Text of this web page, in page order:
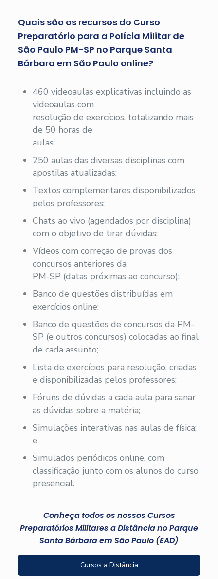
Quais são os recursos do Curso
Preparatório para a Polícia Militar de
São Paulo PM-SP no Parque Santa
Bárbara em São Paulo online?
460 videoaulas explicativas incluindo as
videoaulas com
resolução de exercícios, totalizando mais
de 50 horas de
aulas;
250 aulas das diversas disciplinas com
apostilas atualizadas;
Textos complementares disponibilizados
pelos professores;
Chats ao vivo (agendados por disciplina)
com o objetivo de tirar dúvidas;
Vídeos com correção de provas dos
concursos anteriores da
PM-SP (datas próximas ao concurso);
Banco de questões distribuídas em
exercícios online;
Banco de questões de concursos da PM-
SP (e outros concursos) colocadas ao final
de cada assunto;
Lista de exercícios para resolução, criadas
e disponibilizadas pelos professores;
Fóruns de dúvidas a cada aula para sanar
as dúvidas sobre a matéria;
Simulações interativas nas aulas de física;
e
Simulados periódicos online, com
classificação junto com os alunos do curso
presencial.
Conheça todos os nossos Cursos
Preparatórios Militares a Distância no Parque
Santa Bárbara em São Paulo (EAD)
Cursos a Distância